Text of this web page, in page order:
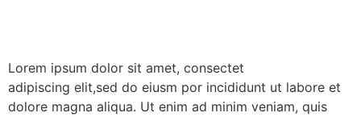
Lorem ipsum dolor sit amet, consectet
adipiscing elit,sed do eiusm por incididunt ut labore et
dolore magna aliqua. Ut enim ad minim veniam, quis